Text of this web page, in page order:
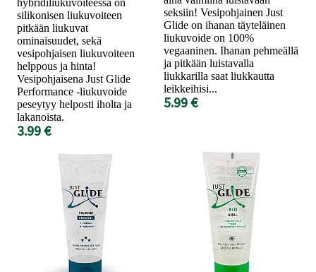
silikonisen liukuvoiteen
pitkään liukuvat
ominaisuudet, sekä
vesipohjaisen liukuvoiteen
helppous ja hinta!
Vesipohjaisena Just Glide
Performance -liukuvoide
peseytyy helposti iholta ja
lakanoista.
3.99 €
seksiin! Vesipohjainen Just
Glide on ihanan täyteläinen
liukuvoide on 100%
vegaaninen. Ihanan pehmeällä
ja pitkään luistavalla
liukkarilla saat liukkautta
leikkeihisi...
5.99 €